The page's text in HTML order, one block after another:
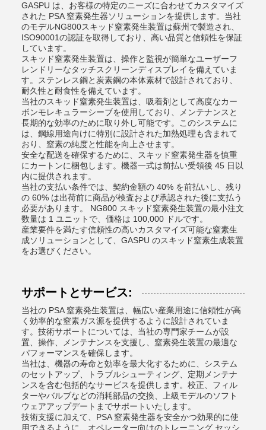
GASPU は、お客様の特定のニーズに合わせてカスタマイズ
された PSA 窒素発生器ソリューションを提供します。当社
のモデルNG800スキッド窒素発生装置は蘇州で製造され、
ISO90001の認証を取得しており、高い品質と信頼性を保証
しています。
スキッド窒素発生装置は、操作と監視が簡単なユーザーフ
レンドリーなタッチスクリーンディスプレイを備えていま
す。ステンレス鋼と炭素鋼の本体素材で設計されており、
耐久性と耐食性を備えています。
当社のスキッド窒素発生装置は、吸着剤として高度なカー
ボンモレキュラーシーブを使用しており、メンテナンスと
長期的な効率のために取り外し可能です。このシステムに
は、鋼線用途向けに特別に設計された加熱処理も含まれて
おり、窒素の純度と性能を向上させます。
安全な配送を確保するために、スキッド窒素発生器を慎重
にカートンに梱包します。機器一式は前払い受領後 45 日以
内に提供されます。
当社の支払い条件では、契約金額の 40% を前払いし、残り
の 60% は出荷前に商品が検査および承認された後に支払う
必要があります。 NG800 スキッド窒素発生装置の最小注文
数量は 1 ユニットで、価格は 100,000 ドルです。
産業要件を満たす信頼性の高いカスタマイズ可能な窒素生
成ソリューションとして、GASPU のスキッド窒素生成装置
をお選びください。
サポートとサービス:
当社の PSA 窒素発生装置は、幅広い産業用途に信頼性が高
く効率的な窒素ガス源を提供するように設計されていま
す。技術サポートについては、当社の専門家チームが設
置、操作、メンテナンスを支援し、窒素発生装置の最適な
パフォーマンスを確保します。
当社は、機器の寿命と効率を最大化するために、システム
のセットアップ、トラブルシューティング、定期メンテナ
ンスを含む包括的なサービスを提供します。校正、フィル
ターやバルブなどの消耗部品の交換、上級モデルのソフト
ウェアアップデートまでサポートいたします。
技術支援に加えて、PSA 窒素発生器を安全かつ効果的に使
用できるように、オペレーター向けのトレーニング セッシ